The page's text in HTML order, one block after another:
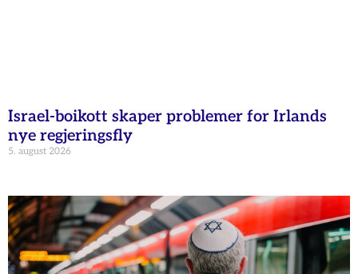
Israel-boikott skaper problemer for Irlands
nye regjeringsfly
5. august 2026